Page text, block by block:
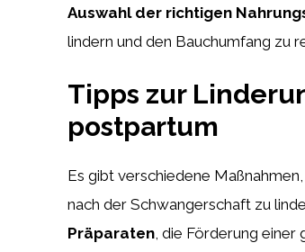
Auswahl der richtigen
lindern und den Bauchumfang zu
Tipps zur
postpartum
Es gibt verschiedene
nach der Schwangerschaft zu
Präparaten, die Förderung einer